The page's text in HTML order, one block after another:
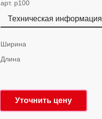
арт. p100
Техническая информация
Ширина
Длина
Уточнить цену